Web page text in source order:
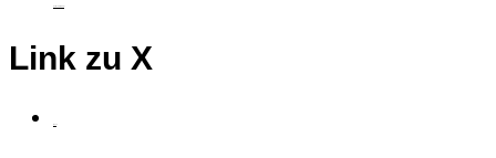
Link zu X